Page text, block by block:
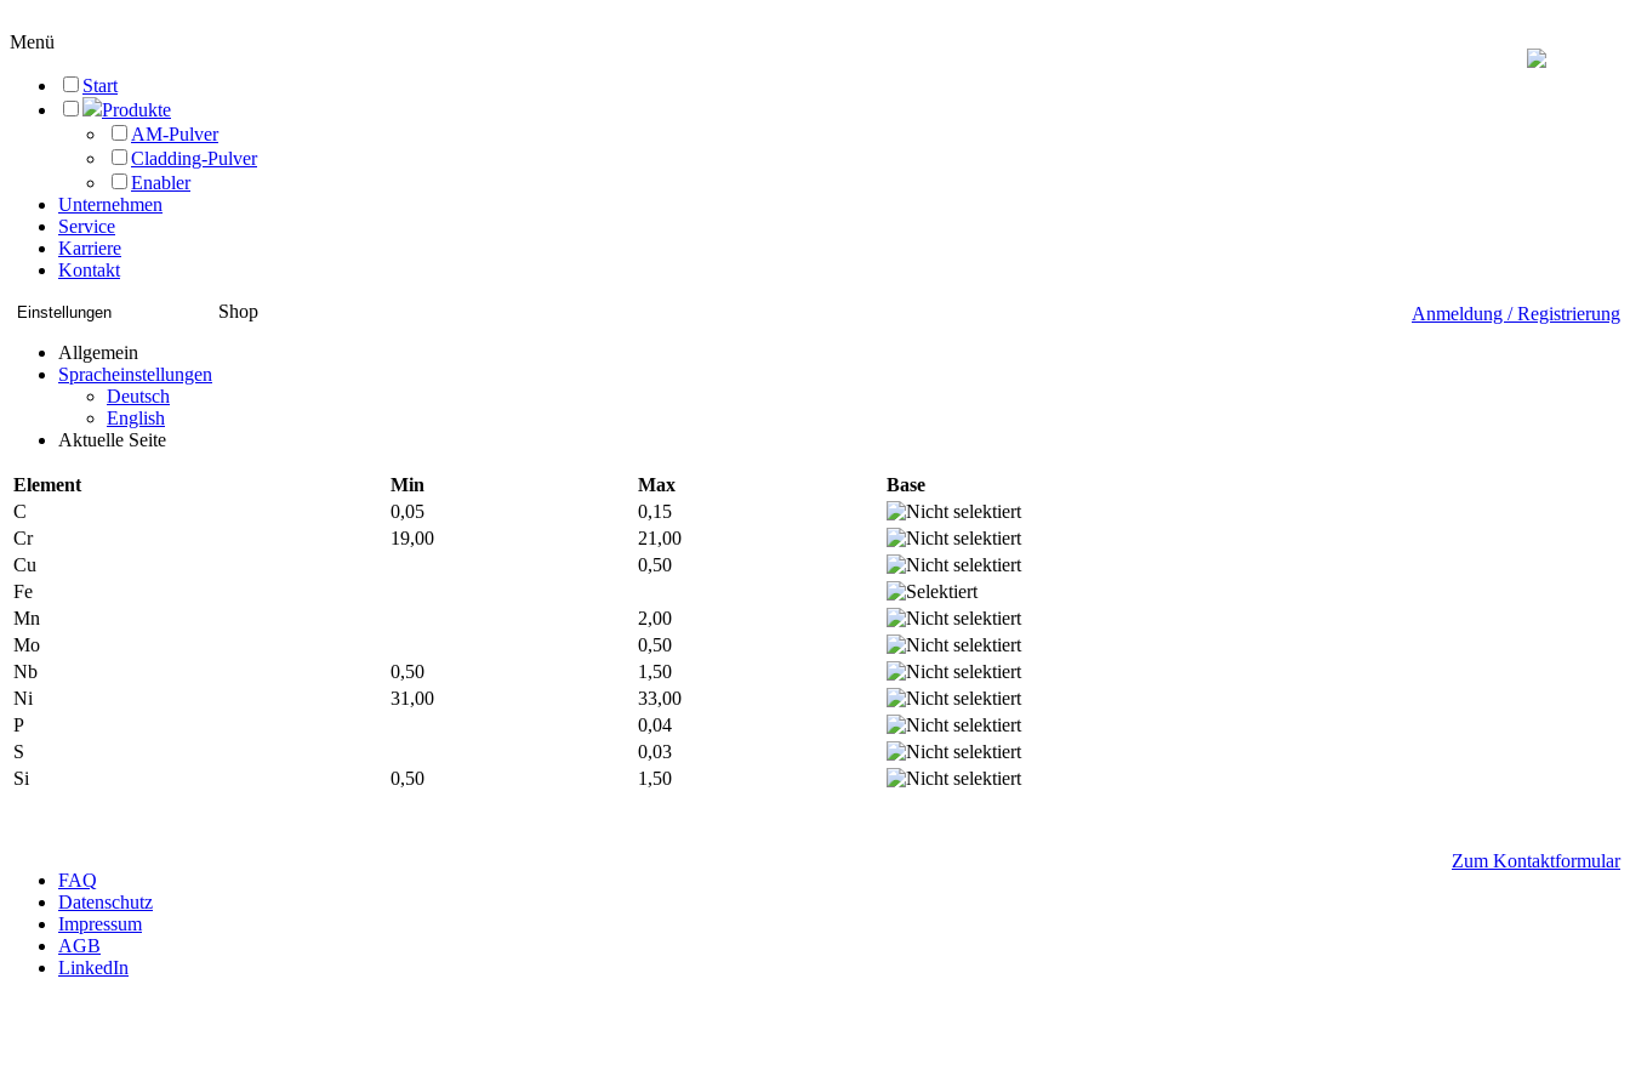
Menü
Start
Produkte
AM-Pulver
Cladding-Pulver
Enabler
Unternehmen
Service
Karriere
Kontakt
Anmeldung / Registrierung
Einstellungen
Allgemein
Spracheinstellungen
Deutsch
English
Aktuelle Seite
Shop
Element Min Max
Base
C
0,05
0,15
Cr
19,00
21,00
Cu
0,50
Fe
Mn
2,00
Mo
0,50
Nb
0,50
1,50
Ni
31,00
33,00
P
0,04
S
0,03
Si
0,50 1,50
Zum Kontaktformular
FAQ
Datenschutz
Impressum
AGB
LinkedIn